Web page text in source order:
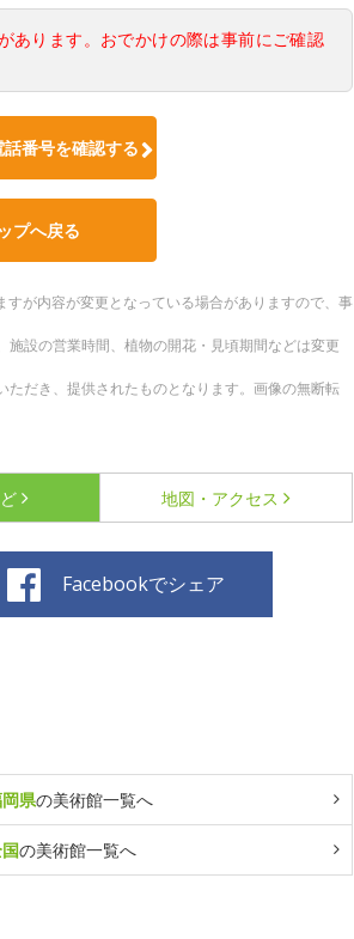
あります。おでかけの際は事前にご確認
番号を確認する
プへ戻る
が内容が変更となっている場合がありますので、事
設の営業時間、植物の開花・見頃期間などは変更
だき、提供されたものとなります。画像の無断転
地図・アクセス
Facebookでシェア
県の美術館一覧へ
の美術館一覧へ